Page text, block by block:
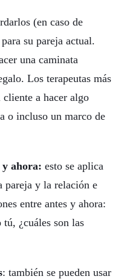
(en caso de
su pareja actual.
una caminata
Los terapeutas más
cliente a hacer algo
o incluso un marco de
ahora: esto se aplica
pareja y la relación e
entre antes y ahora:
¿cuáles son las
: también se pueden usar